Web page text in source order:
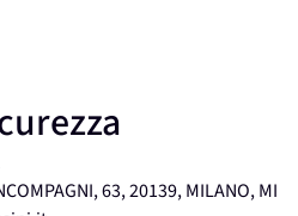
63, 20139, MILANO, MI